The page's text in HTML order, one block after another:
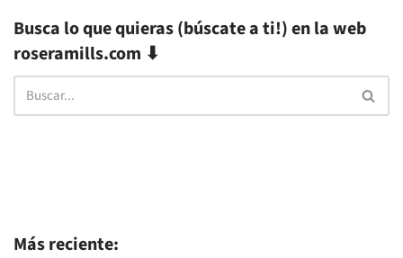
Busca lo que quieras (búscate a ti!) en la web
roseramills.com ⬇
Más reciente: